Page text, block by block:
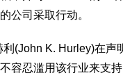
公司采取行动。
(John K. Hurley)在声
容忍滥用该行业来支